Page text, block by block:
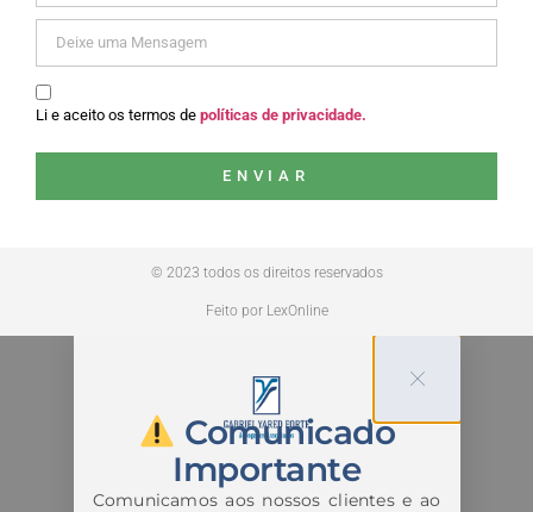
Li e aceito os termos de políticas de privacidade.
ENVIAR
© 2023 todos os direitos reservados
Feito por LexOnline
Comunicado
Importante
Comunicamos aos nossos clientes e ao